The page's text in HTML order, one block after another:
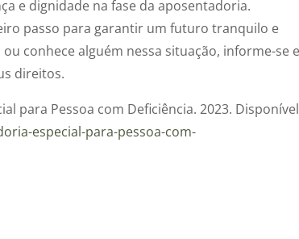
e dignidade na fase da aposentadoria.
passo para garantir um futuro tranquilo e
conhece alguém nessa situação, informe-se
direitos.
para Pessoa com Deficiência. 2023. Disponível
especial-para-pessoa-com-